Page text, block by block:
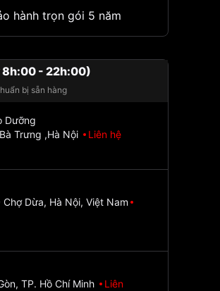
hành trọn gói 5 năm
8h:00 - 22h:00)
bị sẵn hàng
Dưỡng
Trưng ,Hà Nội
Liên hệ
Dừa, Hà Nội, Việt Nam
TP. Hồ Chí Minh
Liên